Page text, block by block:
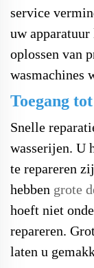
service
uw
oplossen van
wasmachines
Toegang
Snelle
wasserijen. U
te repareren
hebben grote
hoeft niet
repareren.
laten u